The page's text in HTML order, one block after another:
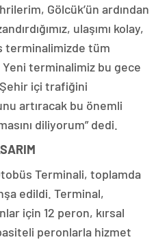
Gölcük’ün ardından
ulaşımı kolay,
terminalimizde tüm
Yeni terminalimiz bu gece
içi trafiğini
artıracak bu önemli
diliyorum” dedi.
Terminali, toplamda
edildi. Terminal,
için 12 peron, kırsal
peronlarla hizmet